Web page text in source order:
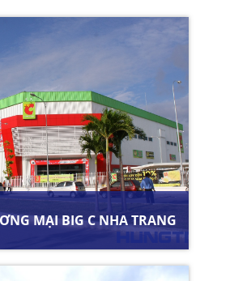
MẠI BIG C NHA TRANG